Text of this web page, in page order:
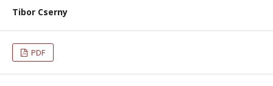
Tibor Cserny
PDF